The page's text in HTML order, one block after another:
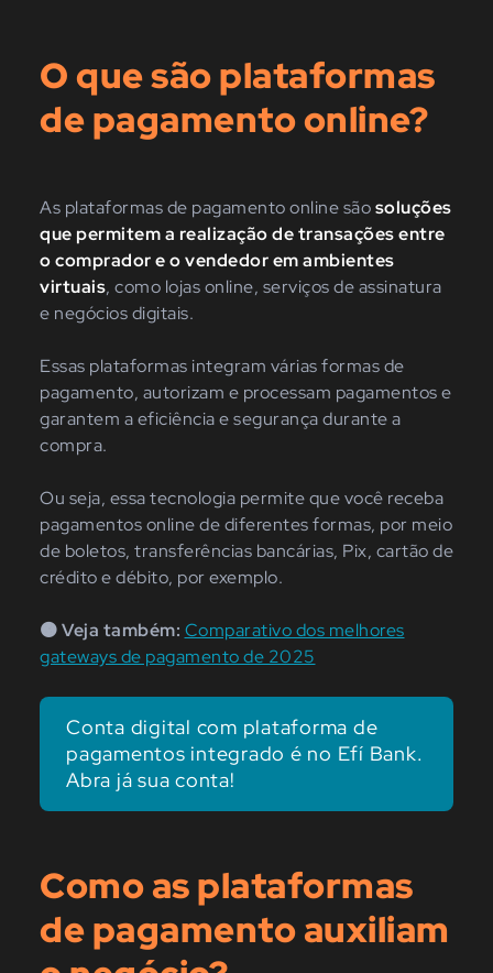
O que são plataformas
de pagamento online?
As plataformas de pagamento online sãosoluções
que permitem a realização de transações entre
o comprador e o vendedor em ambientes
virtuais, como lojas online, serviços de assinatura
e negócios digitais.
Essas plataformas integram várias formas de
pagamento, autorizam e processam pagamentos e
garantem a eficiência e segurança durante a
compra.
Ou seja, essa tecnologia permite que você receba
pagamentos online de diferentes formas, por meio
de boletos, transferências bancárias, Pix, cartão de
crédito e débito, por exemplo.
🟠 Veja também: Comparativo dos melhores
gateways de pagamento de 2025
Conta digital com plataforma de
pagamentos integrado é no Efí Bank.
Abra já sua conta!
Como as plataformas
de pagamento auxiliam